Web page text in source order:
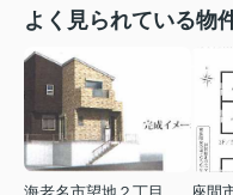
よく見られている物